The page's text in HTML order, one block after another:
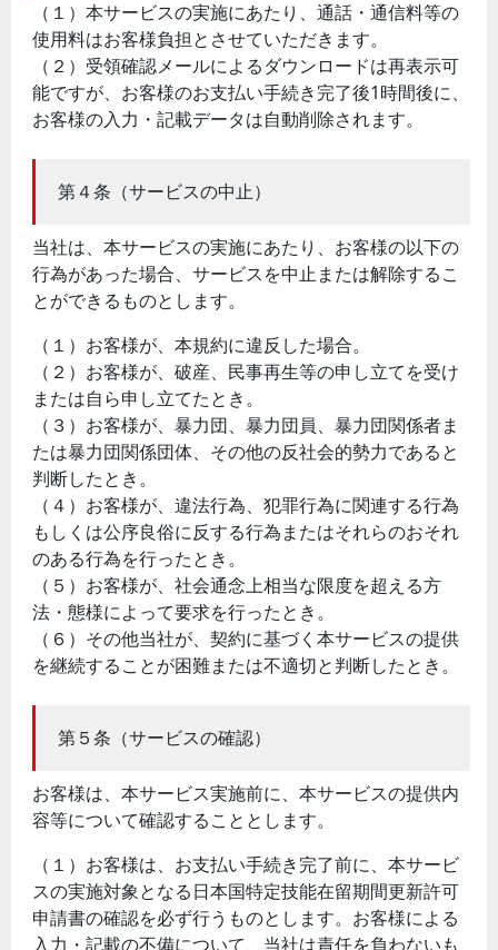
（１）本サービスの実施にあたり、通話・通信料等の
使用料はお客様負担とさせていただきます。
（２）受領確認メールによるダウンロードは再表示可
能ですが、お客様のお支払い手続き完了後1時間後に、
お客様の入力・記載データは自動削除されます。
第４条（サービスの中止）
当社は、本サービスの実施にあたり、お客様の以下の
行為があった場合、サービスを中止または解除するこ
とができるものとします。
（１）お客様が、本規約に違反した場合。
（２）お客様が、破産、民事再生等の申し立てを受け
または自ら申し立てたとき。
（３）お客様が、暴力団、暴力団員、暴力団関係者ま
たは暴力団関係団体、その他の反社会的勢力であると
判断したとき。
（４）お客様が、違法行為、犯罪行為に関連する行為
もしくは公序良俗に反する行為またはそれらのおそれ
のある行為を行ったとき。
（５）お客様が、社会通念上相当な限度を超える方
法・態様によって要求を行ったとき。
（６）その他当社が、契約に基づく本サービスの提供
を継続することが困難または不適切と判断したとき。
第５条（サービスの確認）
お客様は、本サービス実施前に、本サービスの提供内
容等について確認することとします。
（１）お客様は、お支払い手続き完了前に、本サービ
スの実施対象となる日本国特定技能在留期間更新許可
申請書の確認を必ず行うものとします。お客様による
入力・記載の不備について、当社は責任を負わないも